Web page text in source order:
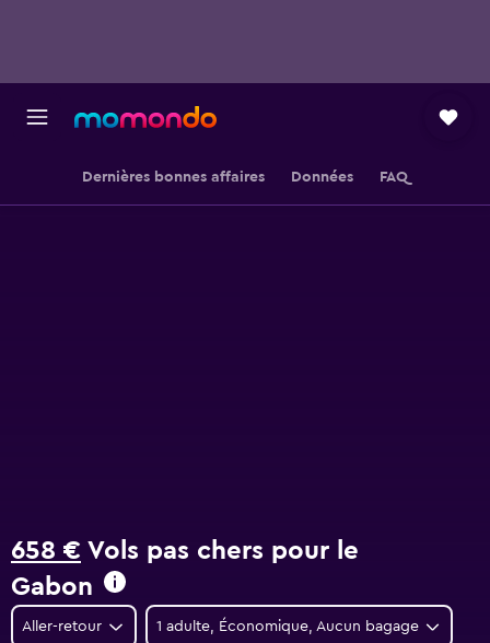
Dernières bonnes affaires Données FAQ
658 € Vols pas chers pour le
Gabon
Aller-retour 1 adulte, Économique, Aucun bagage